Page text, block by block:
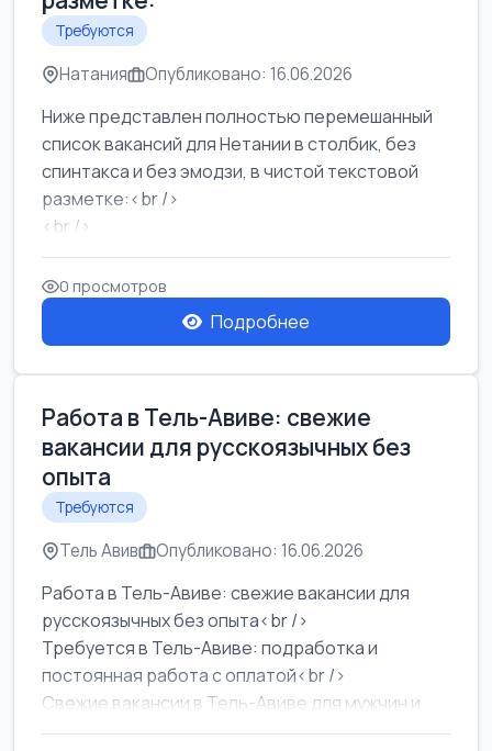
Требуются
Натания Опубликовано: 16.06.2026
Ниже представлен полностью перемешанный
список вакансий для Нетании в столбик, без
спинтакса и без эмодзи, в чистой текстовой
разметке:<br />
<br />
Работа в Нетании на мебельном производстве:
требу...
0 просмотров
Подробнее
Работа в Тель-Авиве: свежие
вакансии для русскоязычных без
опыта
Требуются
Тель Авив Опубликовано: 16.06.2026
Работа в Тель-Авиве: свежие вакансии для
русскоязычных без опыта<br />
Требуется в Тель-Авиве: подработка и
постоянная работа с оплатой<br />
Свежие вакансии в Тель-Авиве для мужчин и
женщин от хозя...